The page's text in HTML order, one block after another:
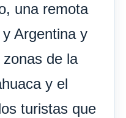
una remota
Argentina y
de la
y el
turistas que